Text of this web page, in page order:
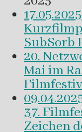
SubSorb
20.
Mai im
37.
Zeichen